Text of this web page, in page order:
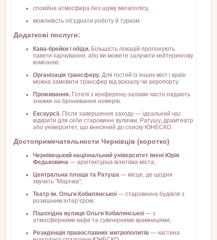
спокійна атмосфера без шуму мегаполісу,
можливість об’єднати роботу й туризм.
Додаткові послуги:
Кава-брейки і обіди. Більшість локацій пропонують
пакети харчування, або ви можете залучити кейтерингову
компанію.
Організація трансферу. Для гостей із інших міст і країн
можна замовити трансфер від вокзалу чи аеропорту.
Проживання. Готелі з конференц-залами часто надають
знижки на бронювання номерів.
Екскурсії. Після завершення заходу — ідеальний час
відкрити для себе старовинні вулички, Ратушу, драмтеатр
або університет, що внесений до списку ЮНЕСКО.
Достопримечательности Чернівців (коротко)
Чернівецький національний університет імені Юрія
Федьковича — архітектурна візитівка міста;
Центральна площа та Ратуша — місце, де щодня
звучить "Марічка";
Театр ім. Ольги Кобилянської— старовинна будівля з
розкішним інтер’єром;
Пішохідна вулиця Ольги Кобилянської— з
атмосферними кафе та сувенірними крамницями;
Резиденція православних митрополитів — частина